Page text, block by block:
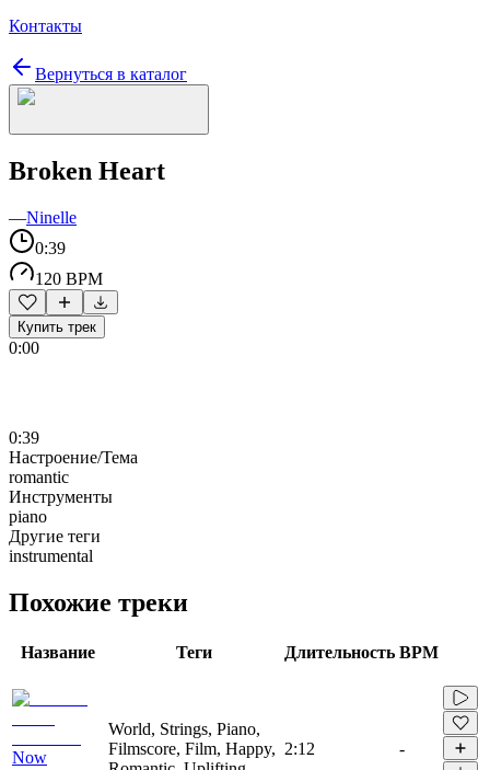
Контакты
Вернуться в каталог
Broken Heart
—Ninelle
0:39
120 BPM
Купить трек
0:00
0:39
Настроение/Тема
romantic
Инструменты
piano
Другие теги
instrumental
Похожие треки
Название Теги Длительность BPM
Now
World, Strings, Piano,
Filmscore, Film, Happy, 2:12 -